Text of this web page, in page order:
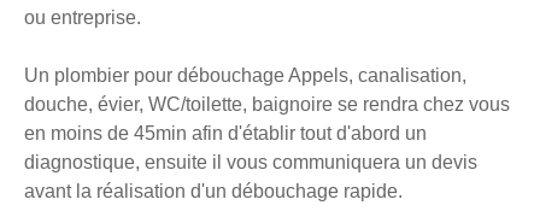
ou entreprise.
Un plombier pour débouchage Appels, canalisation,
douche, évier, WC/toilette, baignoire se rendra chez vous
en moins de 45min afin d'établir tout d'abord un
diagnostique, ensuite il vous communiquera un devis
avant la réalisation d'un débouchage rapide.